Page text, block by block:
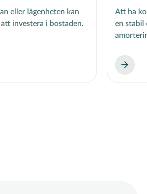
eller lägenheten kan
investera i bostaden.
Att ha
en stabil